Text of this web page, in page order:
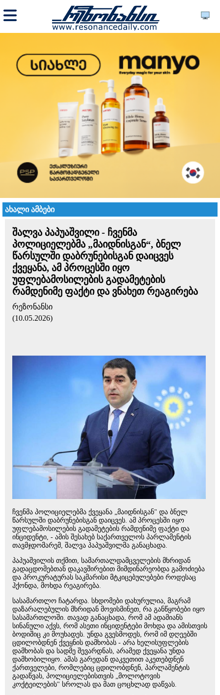
ახალი ამბები
შალვა პაპუაშვილი - ჩვენმა
პოლიციელებმა „მაიდნისგან“, ბნელ
წარსულში დაბრუნებისგან დაიცვეს
ქვეყანა, ამ პროცესში იყო
უფლებამოსილების გადამეტების
რამდენიმე ფაქტი და ვნახეთ რეაგირება
რეზონანსი
(10.05.2026)
ჩვენმა პოლიციელებმა ქვეყანა „მაიდნისგან" და ბნელ
წარსულში დაბრუნებისგან დაიცვეს. ამ პროცესში იყო
უფლებამოსილების გადამეტების რამდენიმე ფაქტი და
ინციდენტი, - ამის შესახებ საქართველოს პარლამენტის
თავმჯდომარემ, შალვა პაპუაშვილმა განაცხადა.
პაპუაშვილის თქმით, სამართალდამცველების მხრიდან
გადაცდომებთან დაკავშირებით მიმდინარეობდა გამოძიება
და პროკურატურას საკმარისი მტკიცებულებები როდესაც
ჰქონდა, მოხდა რეაგირება.
სასამართლო ჩატარდა. სხდომები დახურულია, მაგრამ
დაზარალებულის მხრიდან მოვისმინეთ, რა განწყობები იყო
სასამართლოში. თავად განაცხადა, რომ ამ ადამიანს
სინანული აქვს, რომ ასეთი ინციდენტები მოხდა და ამისთვის
ბოდიშიც კი მოუხადეს. უნდა გვესმოდეს, რომ იმ დღეებში
ცდილობდნენ ქვეყნის დამხობას - არა ხელისუფლების
დამხობას და სადმე შევარდნას, არამედ ქვეყანა უნდა
დამხობილიყო. ამას გარედან დაკვეთით აკეთებდნენ
ქართველები, რომლებიც ცდილობდნენ, პარლამენტის
გადაწვას, პოლიციელებისთვის „მოლოტოვის
კოქტეილების" სროლას და მათ ცოცხლად დაწვას.